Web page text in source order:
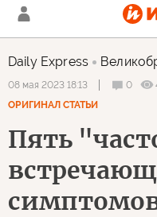
Daily Express
08 мая 2023 18:13 0
ОРИГИНАЛ СТАТЬИ
Пять